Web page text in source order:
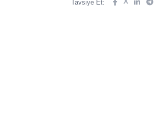
Tavsiye Et: